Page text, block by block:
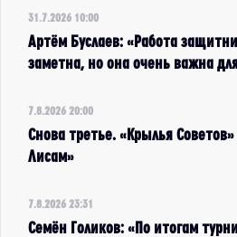
31.7.2026 10:00
Артём Буслаев: «Работа
заметна, но она очень важна
7.8.2026 20:00
Снова третье. «Крылья
Лисам»
7.8.2026 23:31
Семён Голиков: «По итогам